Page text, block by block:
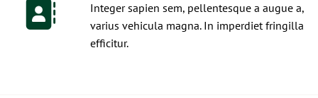
Integer sapien sem, pellentesque a augue a,
varius vehicula magna. In imperdiet fringilla
efficitur.